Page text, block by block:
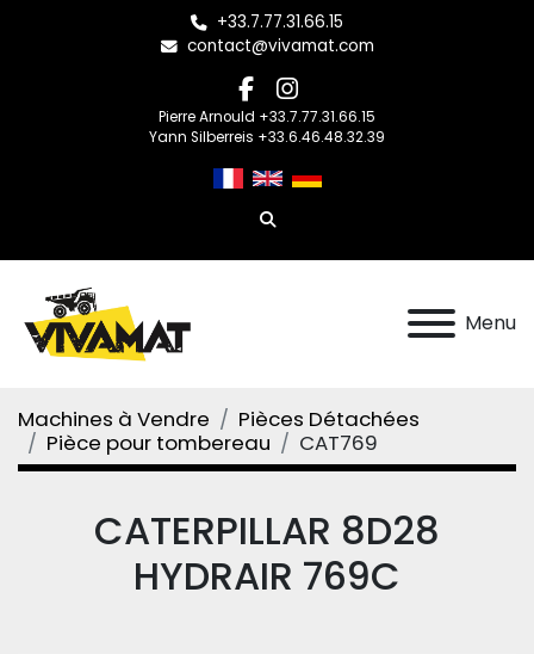
+33.7.77.31.66.15
contact@vivamat.com
facebook
instagram
Pierre Arnould +33.7.77.31.66.15
Yann Silberreis +33.6.46.48.32.39
Rechercher
Menu
Machines à Vendre
Pièces Détachées
Pièce pour tombereau
CAT769
CATERPILLAR 8D28
HYDRAIR 769C